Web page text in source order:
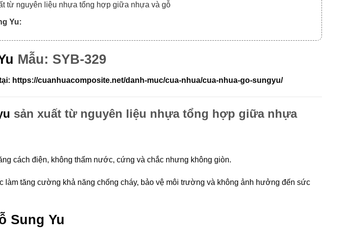
từ nguyên liệu nhựa tổng hợp giữa nhựa và gỗ
Yu:
Mẫu: SYB-329
https://cuanhuacomposite.net/danh-muc/cua-nhua/cua-nhua-go-sungyu/
sản xuất từ nguyên liệu nhựa tổng hợp giữa nhựa
cách điện, không thấm nước, cứng và chắc nhưng không giòn.
làm tăng cường khả năng chống cháy, bảo vệ môi trường và không ảnh hưởng đến sức
Sung Yu